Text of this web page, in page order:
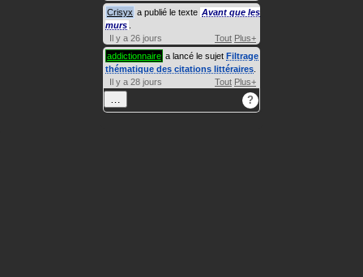
Crisyx a publié le texte Avant que les
murs
Il y a 26 jours
Tout Plus+
addictionnaire a lancé le sujet Filtrage
thématique des citations littéraires
Il y a 28 jours
Tout Plus+
… ?